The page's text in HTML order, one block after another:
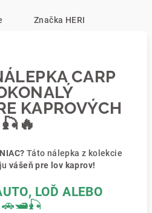
Značka HERI
CARP
KAPROVÝCH
🎣🔥
Táto nálepka z kolekcie
vášeň pre lov kaprov!
LOĎ ALEBO
🚗🛥🎣